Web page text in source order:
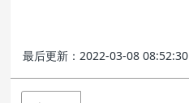
最后更新：2022-03-08 08:52:30